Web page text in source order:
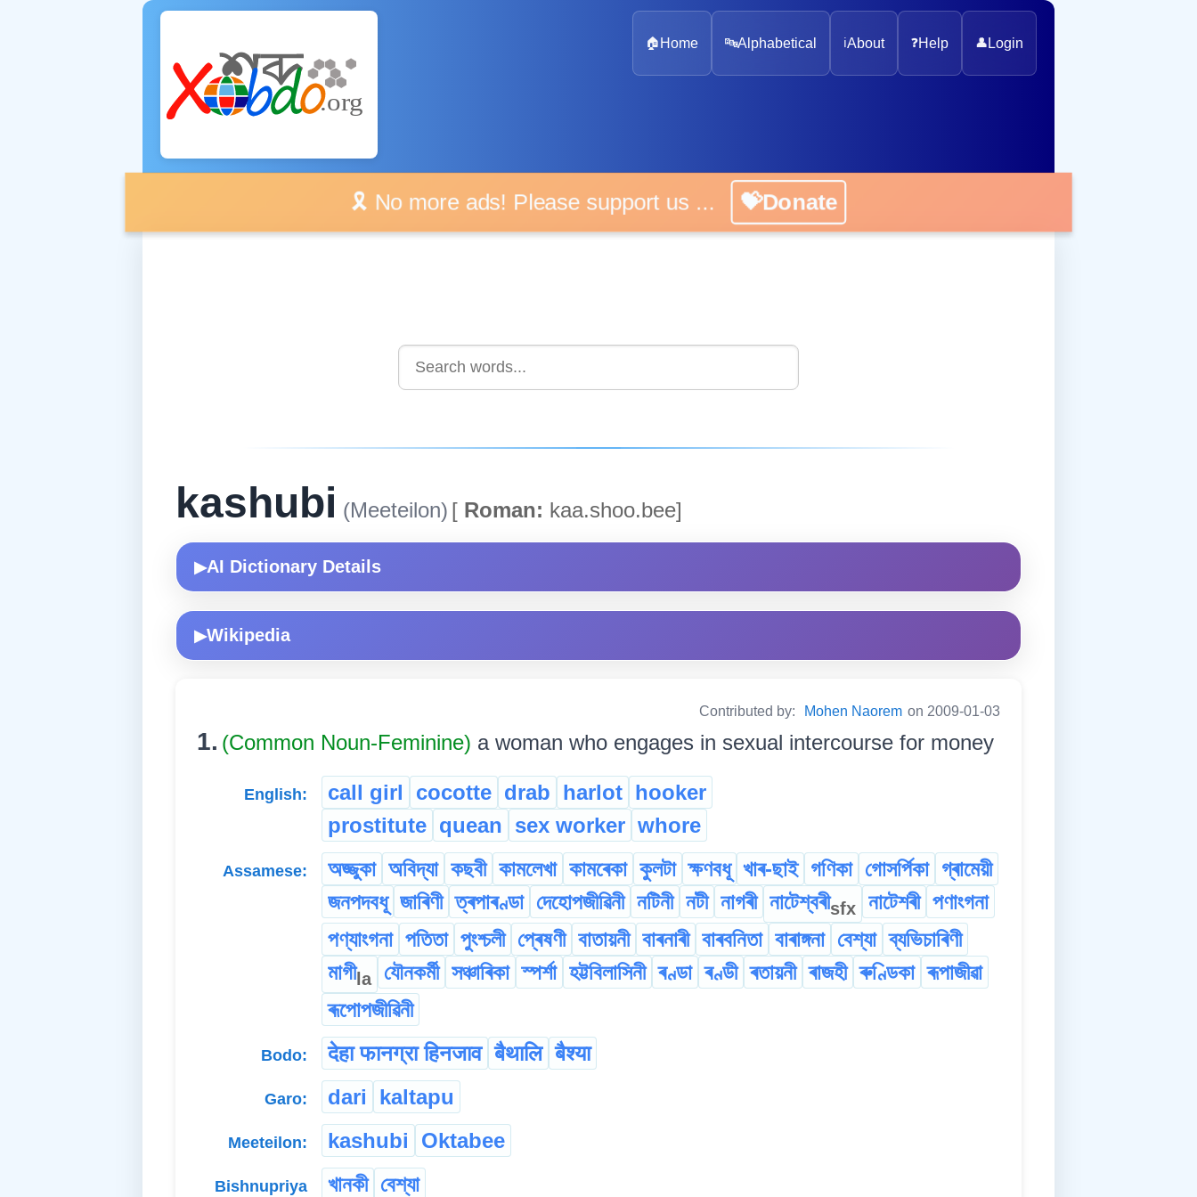
🏠 Home 🔤Alphabetical ℹ️About ❓Help 👤 Login
🎗️ No more ads! Please support us ... 💝Donate
kashubi (Meeteilon) [ Roman: kaa.shoo.bee]
▶AI Dictionary Details
▶Wikipedia
Contributed by: Mohen Naorem on 2009-01-03
1. (Common Noun-Feminine) a woman who engages in sexual intercourse for money
English: call girl cocotte drab harlot hooker
prostitute quean sex worker whore
Assamese: অজ্জুকা অবিদ্যা কছবী কামলেখা কামৰেকা কুলটা ক্ষণবধূ খাৰ-ছাই গণিকা গোসৰ্পিকা গ্ৰামেয়ী
জনপদবধূ জাৰিণী ত্ৰপাৰণ্ডা দেহোপজীৱিনী নটিনী নটী নাগৰী নাটেশ্বৰীsfx নাটেশৰী পণাংগনা
পণ্যাংগনা পতিতা পুংশ্চলী প্ৰেষণী বাতায়নী বাৰনাৰী বাৰবনিতা বাৰাঙ্গনা বেশ্যা ব্যভিচাৰিণী
মাগীla যৌনকৰ্মী সঞ্চাৰিকা স্পৰ্শা হট্টবিলাসিনী ৰণ্ডা ৰণ্ডী ৰতায়নী ৰাজহী ৰুণ্ডিকা ৰূপাজীৱা
ৰূপোপজীৱিনী
Bodo: देहा फानग्रा हिनजाव बैथालि बैश्या
Garo: dari kaltapu
Meeteilon: kashubi Oktabee
Bishnupriya
খানকী বেশ্যা